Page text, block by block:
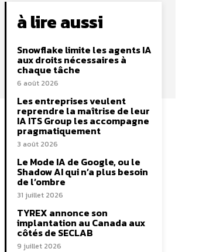
à lire aussi
Snowflake limite les agents IA
aux droits nécessaires à
chaque tâche
6 août 2026
Les entreprises veulent
reprendre la maîtrise de leur
IA ITS Group les accompagne
pragmatiquement
3 août 2026
Le Mode IA de Google, ou le
Shadow AI qui n’a plus besoin
de l’ombre
31 juillet 2026
TYREX annonce son
implantation au Canada aux
côtés de SECLAB
9 juillet 2026